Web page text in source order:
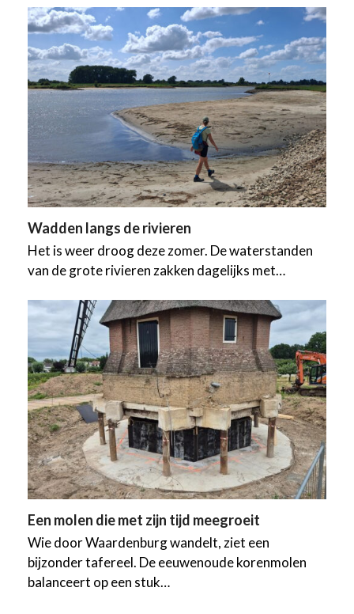
Wadden langs de rivieren
Het is weer droog deze zomer. De waterstanden
van de grote rivieren zakken dagelijks met…
Een molen die met zijn tijd meegroeit
Wie door Waardenburg wandelt, ziet een
bijzonder tafereel. De eeuwenoude korenmolen
balanceert op een stuk…